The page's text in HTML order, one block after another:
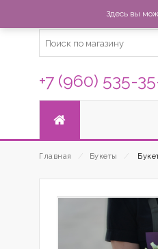
+7 (960) 535-
Главная Букеты
Здесь вы